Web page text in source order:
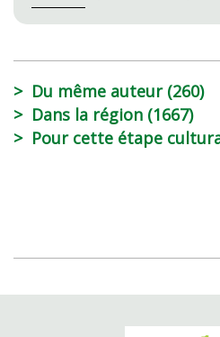
Du même auteur (260)
Dans la région (1667)
Pour cette étape